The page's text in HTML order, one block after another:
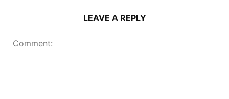
LEAVE A REPLY